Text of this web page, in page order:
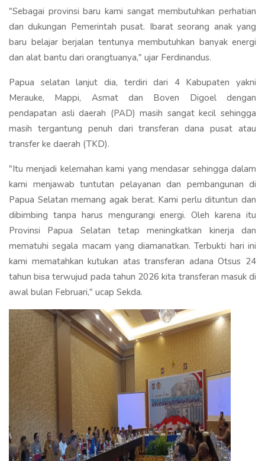
"Sebagai provinsi baru kami sangat membutuhkan perhatian
dan dukungan Pemerintah pusat. Ibarat seorang anak yang
baru belajar berjalan tentunya membutuhkan banyak energi
dan alat bantu dari orangtuanya," ujar Ferdinandus.
Papua selatan lanjut dia, terdiri dari 4 Kabupaten yakni
Merauke, Mappi, Asmat dan Boven Digoel dengan
pendapatan asli daerah (PAD) masih sangat kecil sehingga
masih tergantung penuh dari transferan dana pusat atau
transfer ke daerah (TKD).
"Itu menjadi kelemahan kami yang mendasar sehingga dalam
kami menjawab tuntutan pelayanan dan pembangunan di
Papua Selatan memang agak berat. Kami perlu dituntun dan
dibimbing tanpa harus mengurangi energi. Oleh karena itu
Provinsi Papua Selatan tetap meningkatkan kinerja dan
mematuhi segala macam yang diamanatkan. Terbukti hari ini
kami mematahkan kutukan atas transferan adana Otsus 24
tahun bisa terwujud pada tahun 2026 kita transferan masuk di
awal bulan Februari," ucap Sekda.